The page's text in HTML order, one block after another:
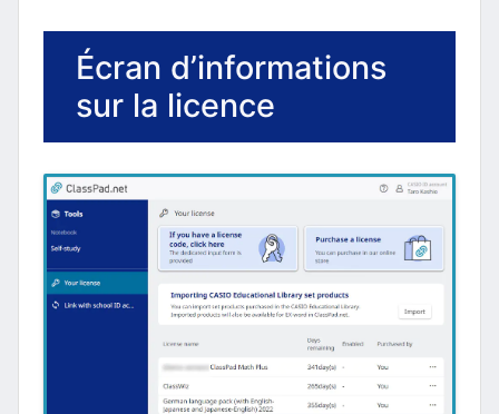
Écran d’informations
sur la licence